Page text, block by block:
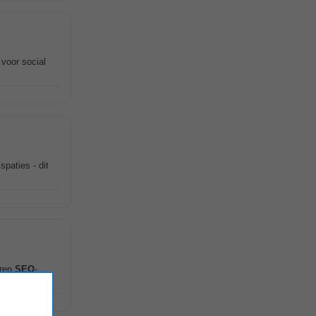
social
- dit
SEO-